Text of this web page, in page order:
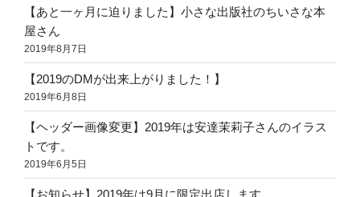
【あと一ヶ月に迫りました】小さな出版社のちいさな本
屋さん
2019年8月7日
【2019のDMが出来上がりました！】
2019年6月8日
【ヘッダー画像変更】2019年は安達茉莉子さんのイラス
トです。
2019年6月5日
【お知らせ】2019年は9月に限定出店します。